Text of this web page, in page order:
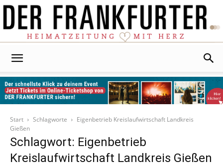
Start
Schlagworte
Eigenbetrieb Kreislaufwirtschaft Landkreis
Gießen
Schlagwort: Eigenbetrieb
Kreislaufwirtschaft Landkreis Gießen